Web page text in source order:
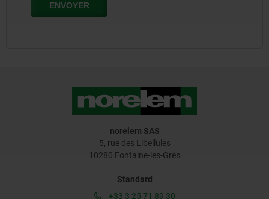
norelem SAS
5, rue des Libellules
10280 Fontaine-les-Grès
Standard
+33 3 25 71 89 30